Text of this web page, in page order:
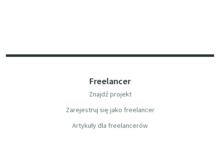
Freelancer
Znajdź projekt
Zarejestruj się jako freelancer
Artykuły dla freelancerów